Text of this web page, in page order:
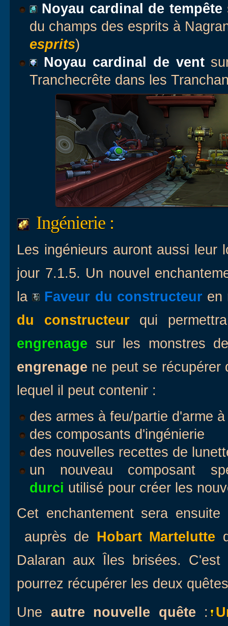
Noyau cardinal de tempête
du champs des esprits à
esprits)
Noyau cardinal de vent
Tranchecrête dans les
Ingénierie :
Les ingénieurs auront aussi leur
jour 7.1.5. Un nouvel
la
Faveur du constructeur en
du constructeurqui
engrenage sur les monstres
engrenage ne peut se récupérer
lequel il peut contenir :
des armes à feu/partie d'arme
des composants d'ingénierie
des nouvelles recettes de
un nouveau composant
durci utilisé pour créer les
Cet enchantement sera
auprès de Hobart Martelutte
Dalaran aux Îles brisées.
pourrez récupérer les deux
Une autre nouvelle quête :